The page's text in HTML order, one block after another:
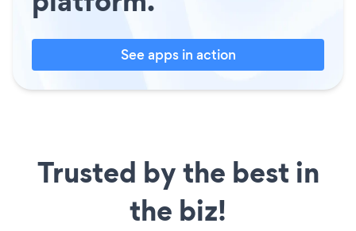
See apps in action
Trusted by the best in
the biz!